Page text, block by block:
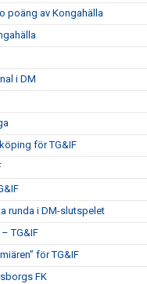
poäng av Kongahälla
i DM
för TG&IF
runda i DM-slutspelet
TG&IF
för TG&IF
FK